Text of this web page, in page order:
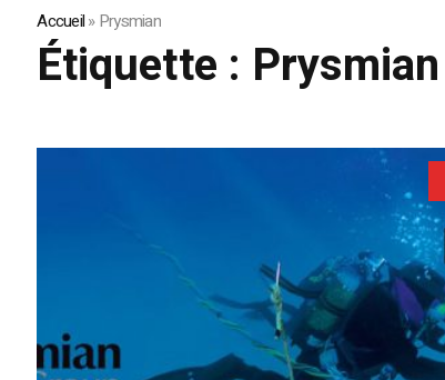
Accueil»Prysmian
Étiquette : Prysmian